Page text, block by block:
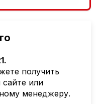
получить
или
менеджеру.
EUR 6.99%
18.9%